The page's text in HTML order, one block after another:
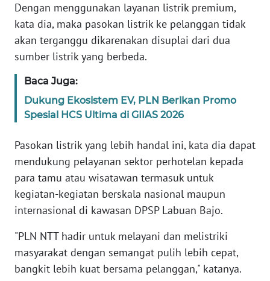
Dengan menggunakan layanan listrik premium,
kata dia, maka pasokan listrik ke pelanggan tidak
akan terganggu dikarenakan disuplai dari dua
sumber listrik yang berbeda.
Baca Juga:
Dukung Ekosistem EV, PLN Berikan Promo
Spesial HCS Ultima di GIIAS 2026
Pasokan listrik yang lebih handal ini, kata dia dapat
mendukung pelayanan sektor perhotelan kepada
para tamu atau wisatawan termasuk untuk
kegiatan-kegiatan berskala nasional maupun
internasional di kawasan DPSP Labuan Bajo.
"PLN NTT hadir untuk melayani dan melistriki
masyarakat dengan semangat pulih lebih cepat,
bangkit lebih kuat bersama pelanggan," katanya.
NTT
WN
KEPRI
WN
PAPUA
PAPUA
WN
RIAU
WN
SERAMBI
WN